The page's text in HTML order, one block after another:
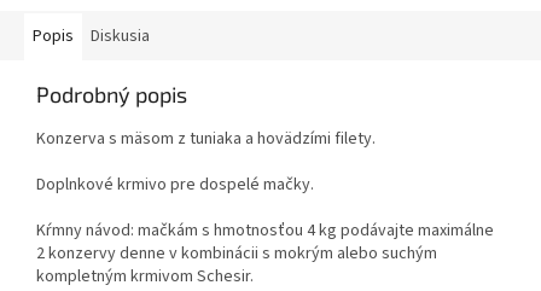
Popis Diskusia
Podrobný popis
Konzerva s mäsom z tuniaka a hovädzími filety.
Doplnkové krmivo pre dospelé mačky.
Kŕmny návod: mačkám s hmotnosťou 4 kg podávajte maximálne
2 konzervy denne v kombinácii s mokrým alebo suchým
kompletným krmivom Schesir.